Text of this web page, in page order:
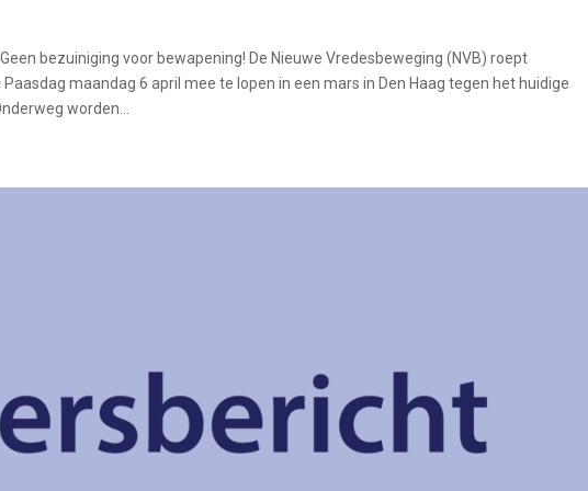
Geen bezuiniging voor bewapening! De Nieuwe Vredesbeweging (NVB) roept
maandag 6 april mee te lopen in een mars in Den Haag tegen het huidige
worden...